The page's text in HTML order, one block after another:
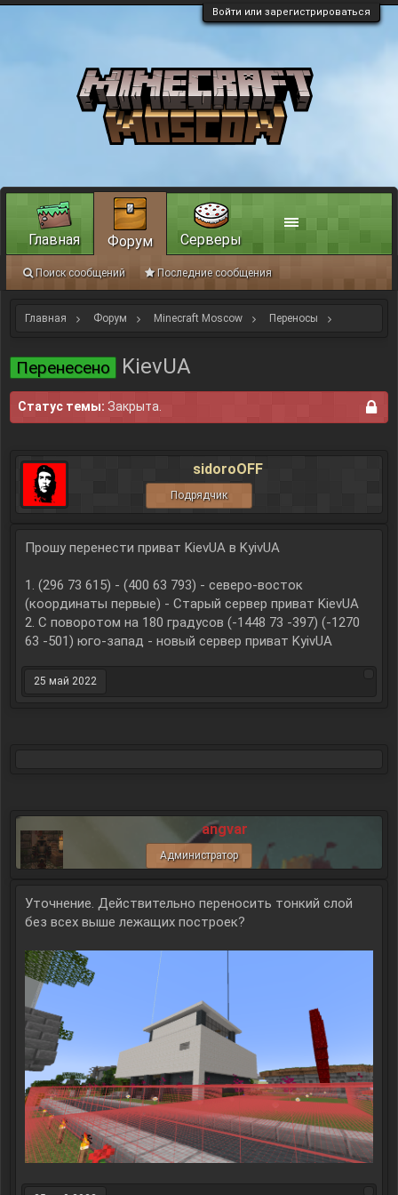
Войти или зарегистрироваться
Главная Форум Minecraft Moscow Переносы
Перенесено KievUA
Статус темы: Закрыта.
sidoroOFF
Подрядчик
Прошу перенести приват KievUA в KyivUA
1. (296 73 615) - (400 63 793) - cеверо-восток
(координаты первые) - Старый сервер приват KievUA
2. С поворотом на 180 градусов (-1448 73 -397) (-1270
63 -501) юго-запад - новый сервер приват KyivUA
25 май 2022
angvar
Администратор
Уточнение. Действительно переносить тонкий слой
без всех выше лежащих построек?
Главная Форум
Поиск сообщений Последние сообщения
Серверы